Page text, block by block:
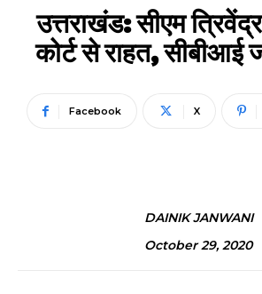
उत्तराखंड: सीएम
कोर्ट से राहत, सीबीआई
Facebook X
DAINIK JANWANI
October 29, 2020